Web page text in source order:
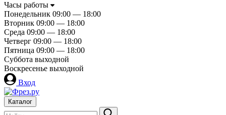
Часы работы
Понедельник 09:00 — 18:00
Вторник 09:00 — 18:00
Среда 09:00 — 18:00
Четверг 09:00 — 18:00
Пятница 09:00 — 18:00
Суббота выходной
Воскресенье выходной
Вход
Каталог